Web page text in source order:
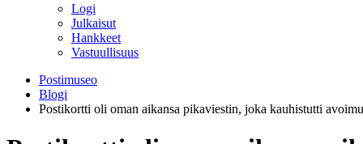
Logi
Julkaisut
Hankkeet
Vastuullisuus
Postimuseo
Blogi
Postikortti oli oman aikansa pikaviestin, joka kauhistutti